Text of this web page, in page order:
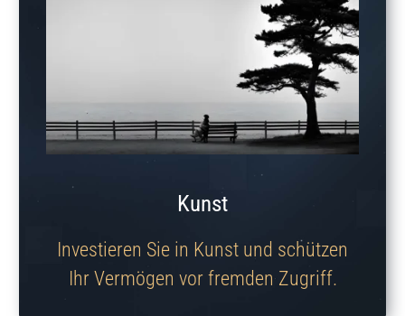
Kunst
Investieren Sie in Kunst und schützen
Ihr Vermögen vor fremden Zugriff.